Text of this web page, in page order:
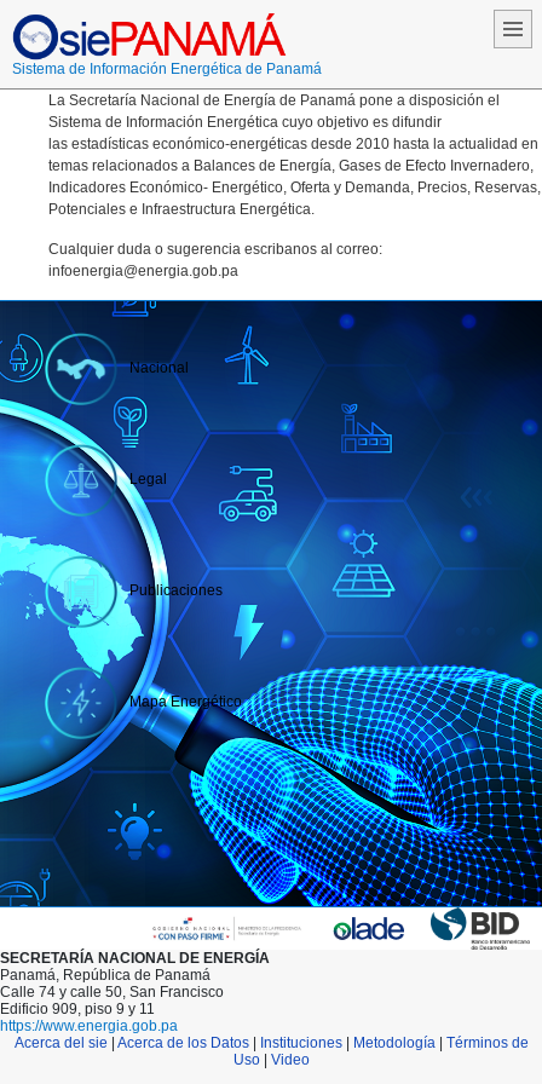
Sistema de Información Energética de Panamá
La Secretaría Nacional de Energía de Panamá pone a disposición el
Sistema de Información Energética cuyo objetivo es difundir
las estadísticas económico-energéticas desde 2010 hasta la actualidad en
temas relacionados a Balances de Energía, Gases de Efecto Invernadero,
Indicadores Económico- Energético, Oferta y Demanda, Precios, Reservas,
Potenciales e Infraestructura Energética.
Cualquier duda o sugerencia escribanos al correo:
infoenergia@energia.gob.pa
Nacional
Legal
Publicaciones
Mapa Energético
SECRETARÍA NACIONAL DE ENERGÍA
Panamá, República de Panamá
Calle 74 y calle 50, San Francisco
Edificio 909, piso 9 y 11
https://www.energia.gob.pa
Acerca del sie
Acerca de los Datos| Instituciones| Metodología| Términos de
Uso| Video